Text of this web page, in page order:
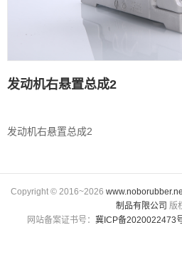
发动机右悬置总成2
发动机右悬置总成2
Copyright © 2016~2026
制品有限公司 版
网站备案证书号： 冀ICP备2020022473